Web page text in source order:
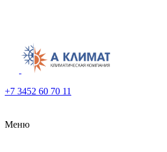
+7 3452 60 70 11
Меню